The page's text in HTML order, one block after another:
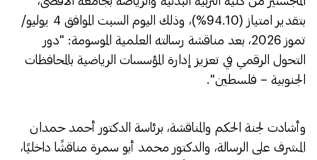
بتقدير امتياز (94.10%)، وذلك اليوم السبت الموافق 4 يوليو/
تموز 2026، بعد مناقشة رسالته العلمية الموسومة: "دور
التحول الرقمي في تعزيز إدارة المؤسسات الرياضية بالمحافظات
الجنوبية – فلسطين".
وأشادت لجنة الحكم والمناقشة، برئاسة الدكتور أحمد حمدان
المشرف على الرسالة، والدكتور محمد أبو سمرة مناقشًا داخليًا،